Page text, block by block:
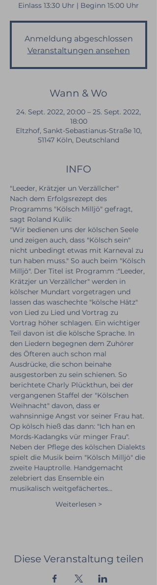
Einlass 13:30 Uhr | Beginn 15:00 Uhr
Anmeldung abgeschlossen
Veranstaltungen ansehen
Wann & Wo
24. Sept. 2022, 20:00 – 25. Sept. 2022,
18:00
Eltzhof, Sankt-Sebastianus-Straße 10,
51147 Köln, Deutschland
INFO
"Leeder, Krätzjer un Verzällcher"
Nach dem Erfolgsrezept des
Programms "Kölsch Milljö" gefragt,
sagt Roland Kulik:
"Wir bedienen uns der kölschen Seele
und zeigen auch, dass "Kölsch sein"
nicht unbedingt etwas mit Karneval zu
tun haben muss." So auch beim "Kölsch
Milljö". Der Titel ist Programm :"Leeder,
Krätzjer un Verzällcher" werden in
kölscher Mundart vorgetragen und
lassen das waschechte "kölsche Hätz"
von Lied zu Lied und Vortrag zu
Vortrag höher schlagen. Ein wichtiger
Teil davon ist die kölsche Sprache. In
den Liedern begegnen dem Zuhörer
des Öfteren auch schon mal
Ausdrücke, die schon beinahe
ausgestorben zu sein schienen. So
berichtete Charly Plückthun, bei der
vergangenen Staffel der "Kölschen
Weihnacht" davon, dass er
wahnsinnige Angst vor seiner Frau hat.
Op kölsch hieß das dann: "Ich han en
Mords-Kadangks vür minger Frau".
Neben der Pflege des kölschen Dialekts
spielt die Musik beim "Kölsch Milljö" die
zweite Hauptrolle. Handgemacht
zelebriert das Ensemble ein
musikalisch weitgefächertes…
Weiterlesen >
Diese Veranstaltung teilen